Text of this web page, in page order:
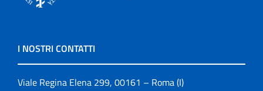
I NOSTRI CONTATTI
Viale Regina Elena 299, 00161 – Roma (I)